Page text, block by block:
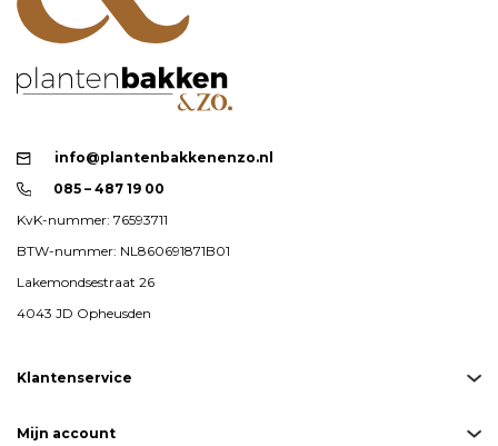
info@plantenbakkenenzo.nl
085 – 487 19 00
KvK-nummer: 76593711
BTW-nummer: NL860691871B01
Lakemondsestraat 26
4043 JD Opheusden
Klantenservice
Mijn account